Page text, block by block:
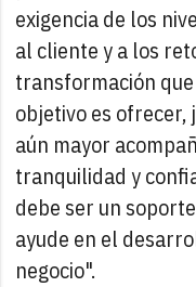
exigencia de los
al cliente y a los
transformación
objetivo es ofrecer,
aún mayor
tranquilidad y
debe ser un
ayude en el
negocio".